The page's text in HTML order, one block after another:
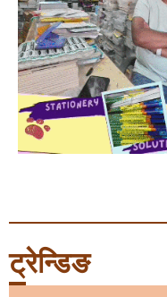
ट्रेन्डिङ